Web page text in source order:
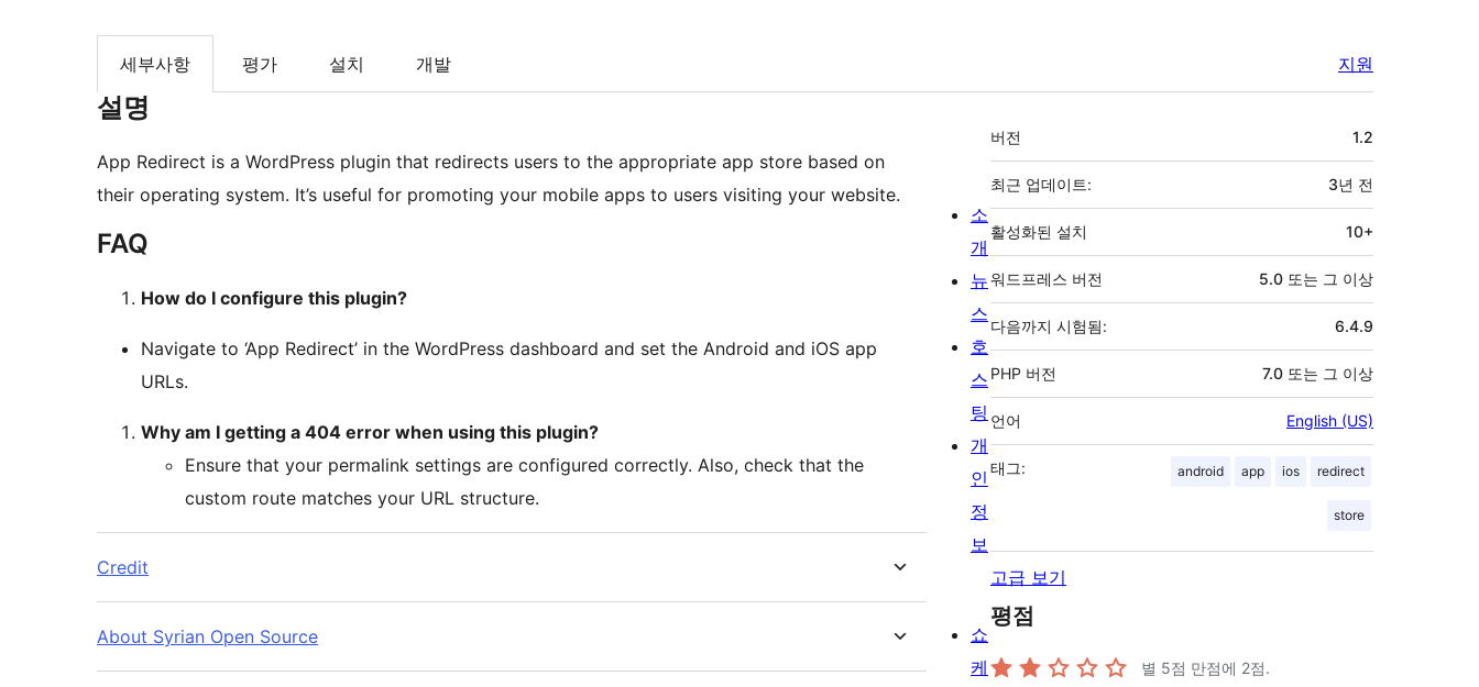
세부사항 평가 설치 개발 지원
설명
App Redirect is a WordPress plugin that redirects users to the appropriate app store based on
their operating system. It’s useful for promoting your mobile apps to users visiting your website.
FAQ
How do I configure this plugin?
Navigate to ‘App Redirect’ in the WordPress dashboard and set the Android and iOS app
URLs.
Why am I getting a 404 error when using this plugin?
Ensure that your permalink settings are configured correctly. Also, check that the
custom route matches your URL structure.
Credit
About Syrian Open Source
기
초
버전 1.2
최근 업데이트: 3년 전
활성화된 설치 10+
워드프레스 버전 5.0 또는 그 이상
다음까지 시험됨: 6.4.9
PHP 버전 7.0 또는 그 이상
언어 English (US)
태그: android app ios redirect
store
고급 보기
평점
별 5점 만점에 2점.
소
개
뉴
스
호
스
팅
개
인
정
보
쇼
케